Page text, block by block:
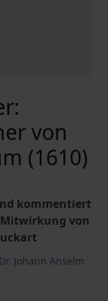
von
(1610)
kommentiert
von
Johann Anselm